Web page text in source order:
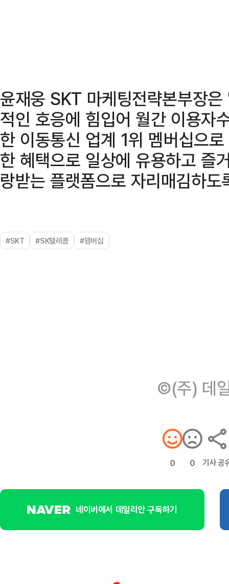
윤재웅 SKT 마케팅전략본부장
적인 호응에 힘입어 월간 이용
한 이동통신 업계 1위 멤버십으
한 혜택으로 일상에 유용하고 즐
랑받는 플랫폼으로 자리매김하
#SKT #SK텔레콤 #맴버십
©(주) 데
0 0 기사 공
네이버에서 데일리안 구독하기